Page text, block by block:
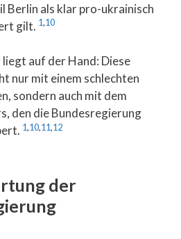
Berlin als klar pro-ukrainisch
gilt. 1,10
auf der Hand: Diese
nur mit einem schlechten
sondern auch mit dem
den die Bundesregierung
1,10,11,12
der